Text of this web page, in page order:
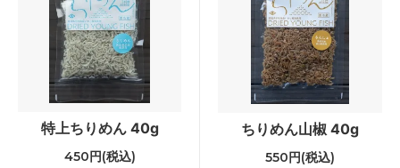
特上ちりめん 40g
450円(税込)
ちりめん山椒 40g
550円(税込)